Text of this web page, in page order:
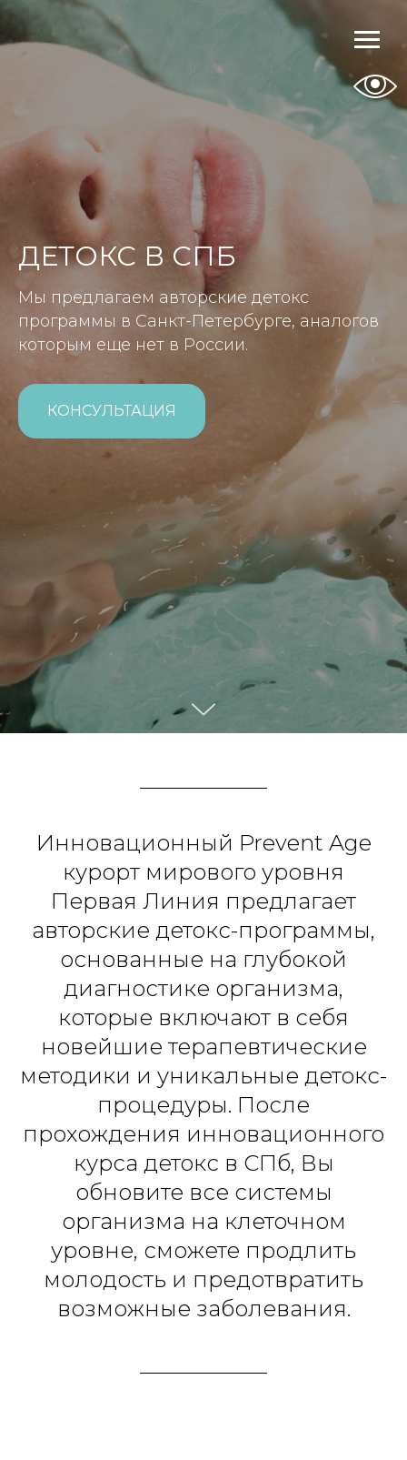
ДЕТОКС В СПБ
Мы предлагаем авторские детокс
программы в Санкт-Петербурге, аналогов
которым еще нет в России.
КОНСУЛЬТАЦИЯ
Инновационный Prevent Age
курорт мирового уровня
Первая Линия предлагает
авторские детокс-программы,
основанные на глубокой
диагностике организма,
которые включают в себя
новейшие терапевтические
методики и уникальные детокс-
процедуры. После
прохождения инновационного
курса детокс в СПб, Вы
обновите все системы
организма на клеточном
уровне, сможете продлить
молодость и предотвратить
возможные заболевания.